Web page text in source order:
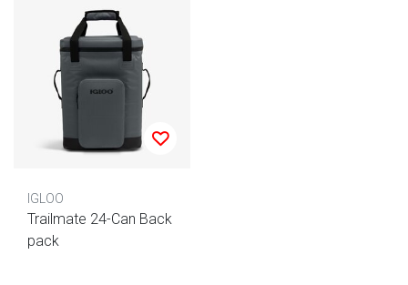
IGLOO
Trailmate 24-Can Back
pack